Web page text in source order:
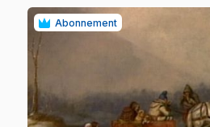
Abonnement